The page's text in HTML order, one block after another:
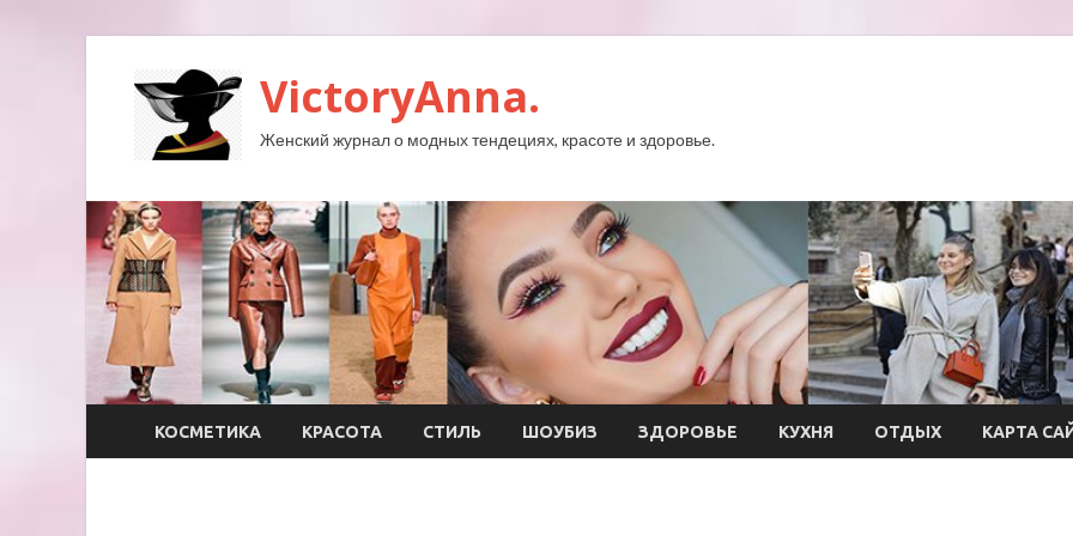
VictoryAnna.
Женский журнал о модных тендециях, красоте и здоровье.
КОСМЕТИКА КРАСОТА СТИЛЬ ШОУБИЗ ЗДОРОВЬЕ КУХНЯ ОТДЫХ КАРТА